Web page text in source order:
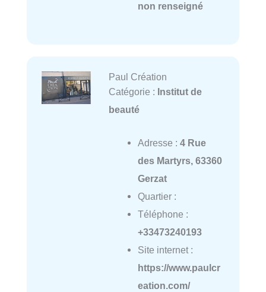
non renseigné
Paul Création
Catégorie : Institut de
beauté
Adresse : 4 Rue
des Martyrs, 63360
Gerzat
Quartier :
Téléphone :
+33473240193
Site internet :
https://www.paulcr
eation.com/